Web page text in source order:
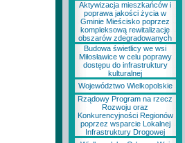
Aktywizacja mieszkańców i
poprawa jakości życia w
Gminie Mieścisko poprzez
kompleksową rewitalizację
obszarów zdegradowanych
Budowa świetlicy we wsi
Miłosławice w celu poprawy
dostępu do infrastruktury
kulturalnej
Województwo Wielkopolskie
Rządowy Program na rzecz
Rozwoju oraz
Konkurencyjności Regionów
poprzez wsparcie Lokalnej
Infrastruktury Drogowej